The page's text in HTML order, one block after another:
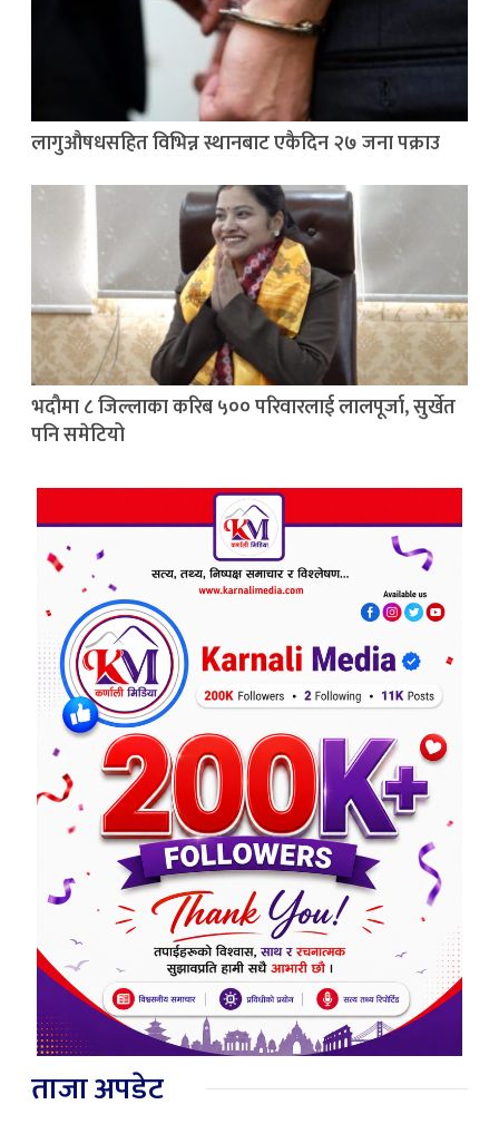
लागुऔषधसहित विभिन्न स्थानबाट एकैदिन २७ जना पक्राउ
भदौमा ८ जिल्लाका करिब ५०० परिवारलाई लालपूर्जा, सुर्खेत
पनि समेटियो
ताजा अपडेट